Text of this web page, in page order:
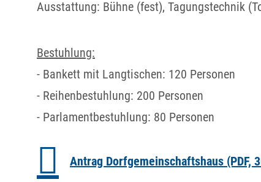
Ausstattung: Bühne (fest), Tagungstechnik
Bestuhlung:
- Bankett mit Langtischen: 120 Personen
- Reihenbestuhlung: 200 Personen
- Parlamentbestuhlung: 80 Personen
Antrag Dorfgemeinschaftshaus (PDF,